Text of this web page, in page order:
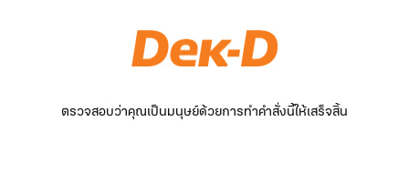
ตรวจสอบว่าคุณเป็นมนุษย์ด้วยการทำคำสั่งนี้ให้เสร็จสิ้น